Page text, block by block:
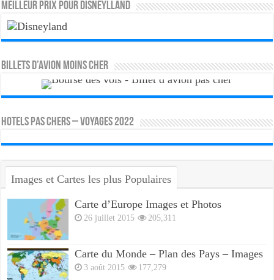
MEILLEUR PRIX POUR DISNEYLLAND
Billets d’avion moins cher
HOTELS PAS CHERS – VOYAGES 2022
Images et Cartes les plus Populaires
Carte d’Europe Images et Photos
26 juillet 2015 205,311
Carte du Monde – Plan des Pays – Images
3 août 2015 177,279